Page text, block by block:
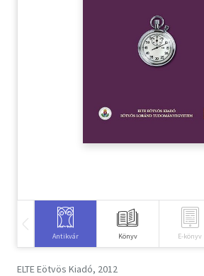
Társadalomtudomány
Természettudomány
Antikvár Könyv E-könyv
ELTE Eötvös Kiadó, 2012